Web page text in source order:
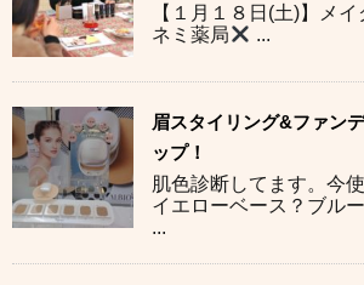
【１月１８日(土)】メ
ネミ薬局
...
眉スタイリング&ファン
ップ！
肌色診断してます。今
イエローベース？ブル
...